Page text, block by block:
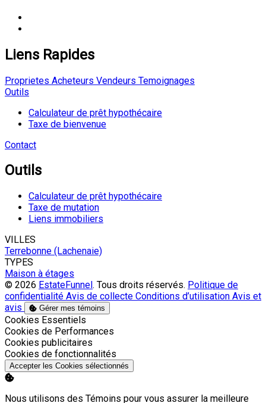
Liens Rapides
Proprietes Acheteurs Vendeurs Temoignages
Outils
Calculateur de prêt hypothécaire
Taxe de bienvenue
Contact
Outils
Calculateur de prêt hypothécaire
Taxe de mutation
Liens immobiliers
VILLES
Terrebonne (Lachenaie)
TYPES
Maison à étages
© 2026 EstateFunnel . Tous droits réservés. Politique de
confidentialité Avis de collecte Conditions d’utilisation Avis et
avis
Gérer mes témoins
Activer
Cookies Essentiels
Activer
Cookies de Performances
Activer
Cookies publicitaires
Activer
Cookies de fonctionnalités
Accepter les Cookies sélectionnés
Nous utilisons des Témoins pour vous assurer la meilleure